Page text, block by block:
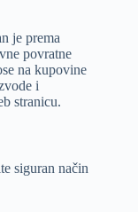
je prema
povratne
na kupovine
i
stranicu.
siguran način